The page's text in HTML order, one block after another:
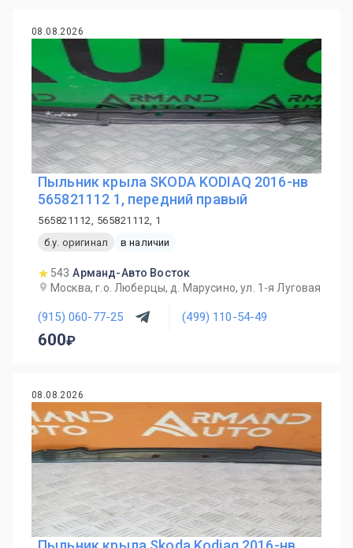
08.08.2026
Пыльник крыла SKODA KODIAQ 2016-нв
565821112 1, передний правый
565821112, 565821112, 1
б.у. оригинал
в наличии
543 Арманд-Авто Восток
Москва, г.о. Люберцы, д. Марусино, ул. 1-я Луговая
(915) 060-77-25 (499) 110-54-49
600
08.08.2026